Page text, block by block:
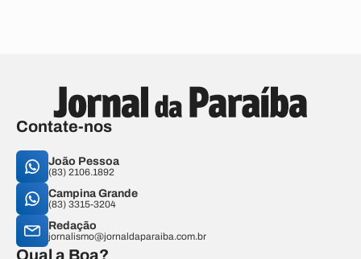
Contate-nos
João Pessoa
(83) 2106.1892
Campina Grande
(83) 3315-3204
Redação
jornalismo@jornaldaparaiba.com.br
Qual a Boa?